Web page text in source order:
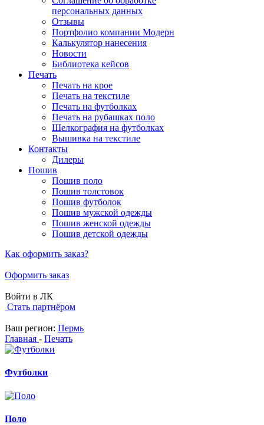
персональных данных
Отзывы
Портфолио компании Модерн
Калькулятор нанесения
Новости
Библиотека кейсов
Печать
Печать на крое
Печать на текстиле
Печать на футболках
Печать на рубашках поло
Шелкография на футболках
Вышивка на текстиле
Контакты
Дилеры
Пошив
Пошив поло
Пошив толстовок
Пошив футболок
Пошив мужской одежды
Пошив женской одежды
Пошив детской одежды
Как оформить заказ?
Оформить заказ
Войти в ЛК
Стать партнёром
Ваш регион: Пермь
Главная - Печать
Футболки
Поло